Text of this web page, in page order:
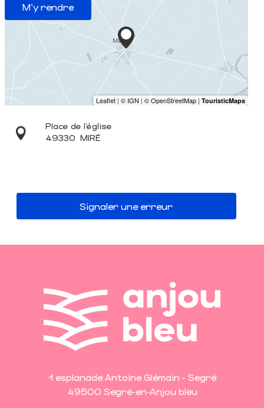
M'y rendre
Place de l’église
49330 MIRÉ
Signaler une erreur
1 esplanade Antoine Glémain - Segré
49500 Segré-en-Anjou bleu